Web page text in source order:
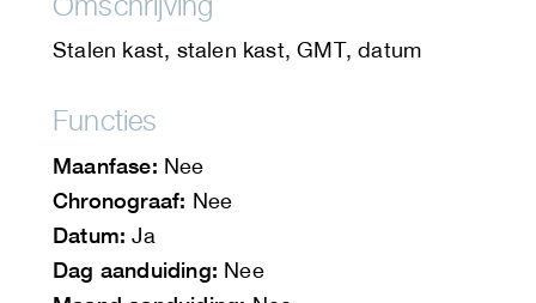
Stalen kast, stalen kast, GMT, datum
Functies
Maanfase: Nee
Chronograaf: Nee
Datum: Ja
Dag aanduiding: Nee